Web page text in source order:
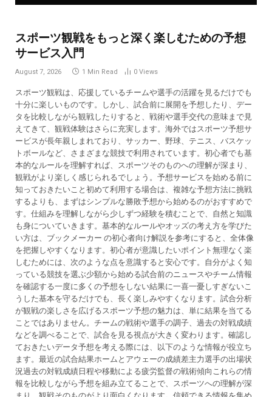
スポーツ観戦をもっと深く楽しむための予想
サービス入門
August 7, 2026 1 Min Read 0 Views
スポーツ観戦は、応援しているチームや選手の活躍を見るだけでも
十分に楽しいものです。しかし、試合前に展開を予想したり、デー
タを比較しながら観戦したりすると、戦術や選手交代の意味まで見
えてきて、観戦体験はさらに充実します。海外ではスポーツ予想サ
ービスが長年親しまれており、サッカー、野球、テニス、バスケッ
トボールなど、さまざまな競技で利用されています。初心者でも基
本的なルールを理解すれば、スポーツそのものへの理解が深まり、
観戦がより楽しく感じられるでしょう。予想サービスを始める前に
知っておきたいこと初めて利用する場合は、複雑な予想方法に挑戦
するよりも、まずはシンプルな勝敗予想から始めるのがおすすめで
す。仕組みを理解しながら少しずつ経験を積むことで、自然と知識
も身についていきます。基本的なルールやオッズの考え方を学びた
い方は、ブックメーカー の初心者向け解説を参考にすると、全体像
を把握しやすくなります。初心者が意識したいポイント無理なく楽
しむためには、次のような点を意識すると安心です。自分がよく知
っている競技を選ぶ少額から始める試合前のニュースやチーム情報
を確認する一度に多くの予想をしない結果に一喜一憂しすぎないこ
うした基本を守るだけでも、長く楽しみやすくなります。試合分析
が観戦の楽しさを広げるスポーツ予想の魅力は、単に結果を当てる
ことではありません。チームの戦術や選手の調子、過去の対戦成績
などを調べることで、試合を見る視点が大きく変わります。確認し
ておきたいデータ予想を考える際には、以下のような情報が役立ち
ます。最近の試合結果ホームとアウェーの成績差主力選手の出場状
況過去の対戦成績日程や移動による疲労監督の戦術傾向これらの情
報を比較しながら予想を組み立てることで、スポーツへの理解が深